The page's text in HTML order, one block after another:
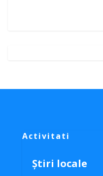
Activitati
Știri locale